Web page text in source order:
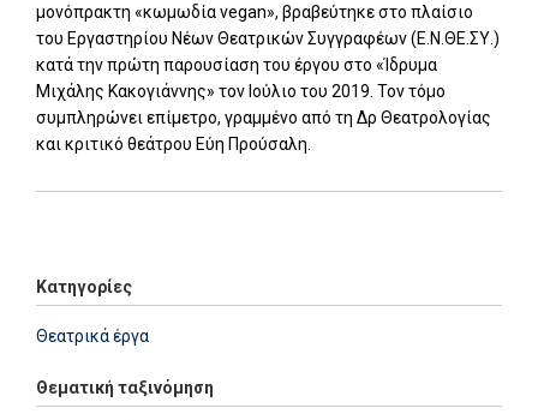
μονόπρακτη «κωμωδία vegan», βραβεύτηκε στο πλαίσιο
του Εργαστηρίου Νέων Θεατρικών Συγγραφέων (Ε.Ν.ΘΕ.ΣΥ.)
κατά την πρώτη παρουσίαση του έργου στο «Ίδρυμα
Μιχάλης Κακογιάννης» τον Ιούλιο του 2019. Τον τόμο
συμπληρώνει επίμετρο, γραμμένο από τη Δρ Θεατρολογίας
και κριτικό θεάτρου Εύη Προύσαλη.
Κατηγορίες
Θεατρικά έργα
Θεματική ταξινόμηση